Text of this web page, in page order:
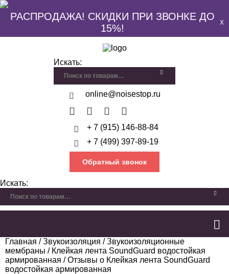
РАСПРОДАЖА! СКИДКИ ПРИ ЗВОНКЕ ДО
15%!
X
Искать:
online@noisestop.ru
+ 7 (915) 146-88-84
+ 7 (499) 397-89-19
Обратный звонок
Искать:
Главная /Звукоизоляция /Звукоизоляционные
мембраны / Клейкая лента SoundGuard водостойкая
армированная / Отзывы о Клейкая лента SoundGuard
водостойкая армированная